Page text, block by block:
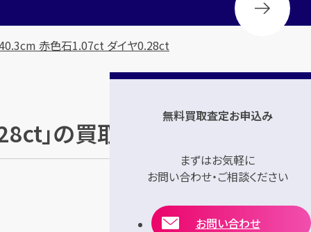
赤色石1.07ct ダイヤ0.28ct
」の買取参考価格
無料買取査定お申込み
まずはお気軽に
お問い合わせ・ご相談ください
お問い合わせ